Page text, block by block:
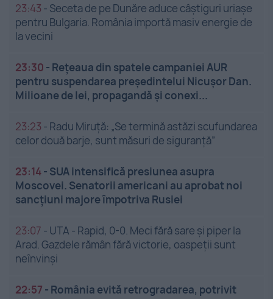
23:43 - Seceta de pe Dunăre aduce câștiguri uriașe
pentru Bulgaria. România importă masiv energie de
la vecini
23:30 - Rețeaua din spatele campaniei AUR
pentru suspendarea președintelui Nicușor Dan.
Milioane de lei, propagandă și conexi...
23:23 - Radu Miruță: „Se termină astăzi scufundarea
celor două barje, sunt măsuri de siguranţă”
23:14- SUA intensifică presiunea asupra
Moscovei. Senatorii americani au aprobat noi
sancțiuni majore împotriva Rusiei
23:07 - UTA - Rapid, 0-0. Meci fără sare și piper la
Arad. Gazdele rămân fără victorie, oaspeții sunt
neînvinși
22:57 - România evită retrogradarea, potrivit